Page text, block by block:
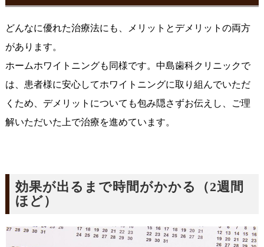
どんなに優れた治療法にも、メリットとデメリットの両方
があります。
ホームホワイトニングも同様です。中島歯科クリニックで
は、患者様に安心してホワイトニングに取り組んでいただ
くため、デメリットについても包み隠さずお伝えし、ご理
解いただいた上で治療を進めています。
効果が出るまで時間がかかる（2週間
ほど）